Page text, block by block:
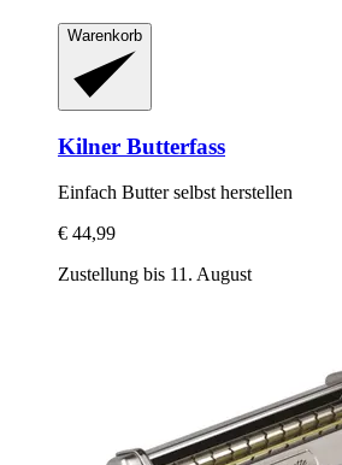
Warenkorb
Kilner Butterfass
Einfach Butter selbst herstellen
€ 44,99
Zustellung bis 11. August